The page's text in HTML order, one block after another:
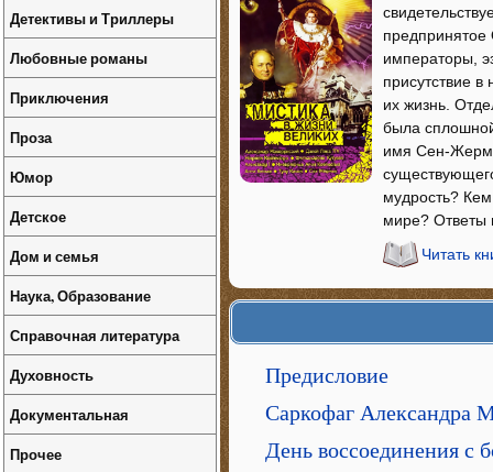
императоры,
присутствие в
их жизнь.
была
имя Сен-
мудрость?
мире? Ответы
Читать
Предисловие
Саркофаг Александра
День воссоединения с
Детективы и Триллеры
Любовные романы
Приключения
Проза
Юмор
Детское
Дом и семья
Наука, Образование
Справочная литература
Духовность
Документальная
Прочее